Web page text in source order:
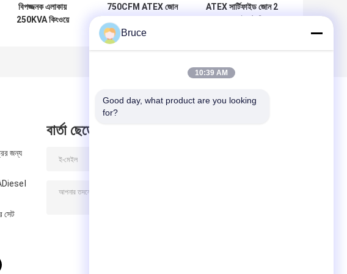
বিপজ্জনক এলাকায়
250KVA কিংওয়ে
750CFM ATEX জোন
জন্য প্রাক্তন প্রমাণ
ATEX সার্টিফাইড জোন 2
জন্য
সেট
বার্তা ছেড়ে
Bruce
10:39 AM
Good day, what product are you looking
for?